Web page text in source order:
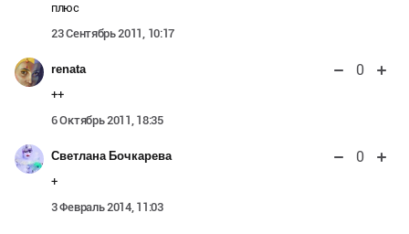
плюс
23 Сентябрь 2011, 10:17
renata 0
++
6 Октябрь 2011, 18:35
Светлана Бочкарева 0
+
3 Февраль 2014, 11:03